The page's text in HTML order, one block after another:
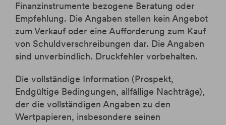
Finanzinstrumente bezogene Beratung oder
Empfehlung. Die Angaben stellen kein Angebot
zum Verkauf oder eine Aufforderung zum Kauf
von Schuldverschreibungen dar. Die Angaben
sind unverbindlich. Druckfehler vorbehalten.
Die vollständige Information (Prospekt,
Endgültige Bedingungen, allfällige Nachträge),
der die vollständigen Angaben zu den
Wertpapieren, insbesondere seinen